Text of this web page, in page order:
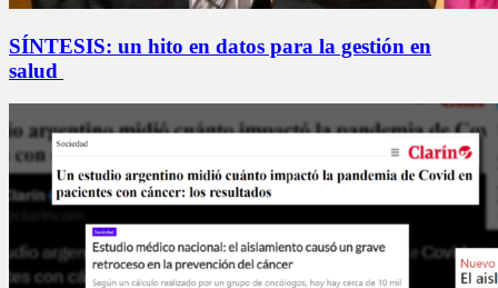
SÍNTESIS: un hito en datos para la gestión en
salud